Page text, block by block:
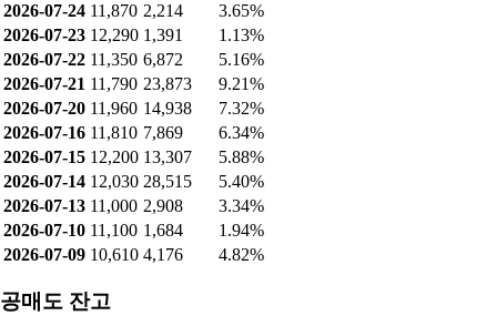
2026-07-24 11,870 2,214
3.65%
2026-07-23 12,290 1,391
1.13%
2026-07-22 11,350 6,872
5.16%
2026-07-21 11,790 23,873
9.21%
2026-07-20 11,960 14,938
7.32%
2026-07-16 11,810 7,869
6.34%
2026-07-15 12,200 13,307
5.88%
2026-07-14 12,030 28,515
5.40%
2026-07-13 11,000 2,908
3.34%
2026-07-10 11,100 1,684
1.94%
2026-07-09 10,610 4,176 4.82%
공매도 잔고